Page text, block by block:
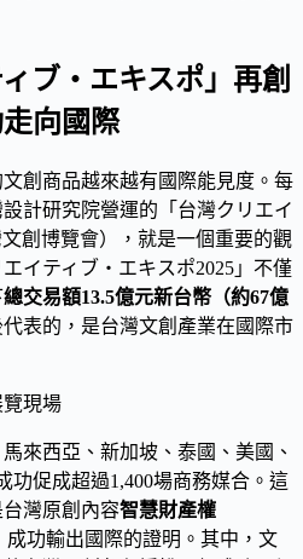
ブ・エキスポ」再創
向國際
創商品越來越有國際能見度。每
計研究院營運的「台灣クリエイ
創博覽會），就是一個重要的觀
イティブ・エキスポ2025」不僅
總交易額13.5億元新台幣（約67億
表的，是台灣文創產業在國際市
來西亞、新加坡、泰國、美國、
功促成超過1,400場商務媒合。這
灣原創內容智慧財產權
成功輸出國際的證明。其中，文